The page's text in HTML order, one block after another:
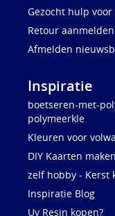
Gezocht hulp
Retour aanmelden
Afmelden
Inspiratie
boetseren-met-
polymeerkle
Kleuren voor
DIY Kaarten maken
zelf hobby - Kerst
Inspiratie Blog
Uv Resin kopen?